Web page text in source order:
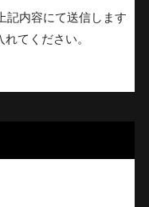
記内容にて送信します
てください。